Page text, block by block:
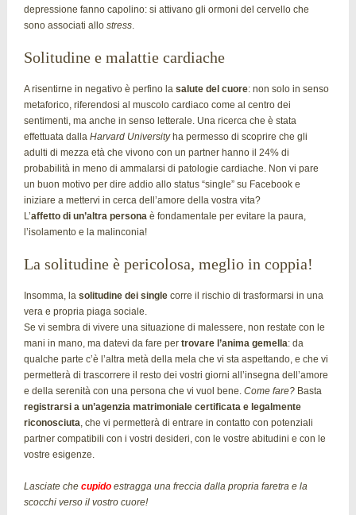
depressione fanno capolino: si attivano gli ormoni del cervello che
sono associati allo stress
Solitudine e malattie cardiache
A risentirne in negativo è perfino la salute del cuore: non solo in senso
metaforico, riferendosi al muscolo cardiaco come al centro dei
sentimenti, ma anche in senso letterale. Una ricerca che è stata
effettuata dallaHarvard Universityha permesso di scoprire che gli
adulti di mezza età che vivono con un partner hanno il 24% di
probabilità in meno di ammalarsi di patologie cardiache. Non vi pare
un buon motivo per dire addio allo status “single” su Facebook e
iniziare a mettervi in cerca dell’amore della vostra vita?
L’affetto di un’altra persona è fondamentale per evitare la paura,
l’isolamento e la malinconia!
La solitudine è pericolosa, meglio in coppia!
Insomma, lasolitudine dei single corre il rischio di trasformarsi in una
vera e propria piaga sociale.
Se vi sembra di vivere una situazione di malessere, non restate con le
mani in mano, ma datevi da fare pertrovare l’anima gemella: da
qualche parte c’è l’altra metà della mela che vi sta aspettando, e che vi
permetterà di trascorrere il resto dei vostri giorni all’insegna dell’amore
e della serenità con una persona che vi vuol bene.Come fare? Basta
registrarsi a un’agenzia matrimoniale certificata e legalmente
riconosciuta , che vi permetterà di entrare in contatto con potenziali
partner compatibili con i vostri desideri, con le vostre abitudini e con le
vostre esigenze.
Lasciate checupido estragga una freccia dalla propria faretra e la
scocchi verso il vostro cuore!